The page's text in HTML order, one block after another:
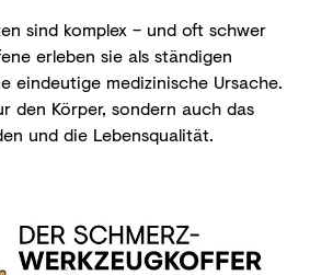
sind komplex – und oft schwer
erleben sie als ständigen
eindeutige medizinische Ursache.
den Körper, sondern auch das
und die Lebensqualität.